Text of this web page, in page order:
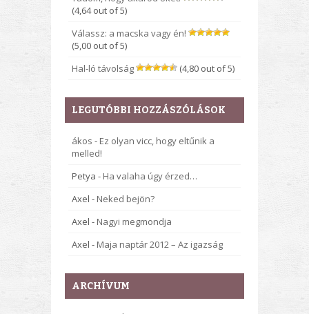
(4,64 out of 5)
Válassz: a macska vagy én!
(5,00 out of 5)
Hal-ló távolság
(4,80 out of 5)
LEGUTÓBBI HOZZÁSZÓLÁSOK
ákos - Ez olyan vicc, hogy eltűnik a
melled!
Petya - Ha valaha úgy érzed…
Axel - Neked bejön?
Axel - Nagyi megmondja
Axel - Maja naptár 2012 – Az igazság
ARCHÍVUM